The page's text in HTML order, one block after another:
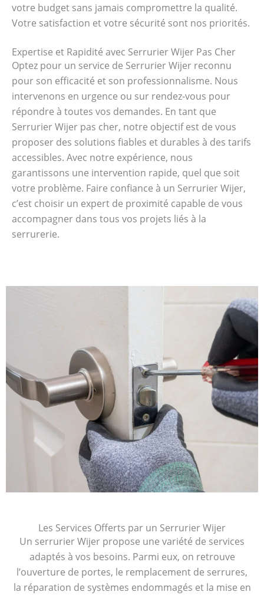
votre budget sans jamais compromettre la qualité.
Votre satisfaction et votre sécurité sont nos priorités.
Expertise et Rapidité avec Serrurier Wijer Pas Cher
Optez pour un service de Serrurier Wijer reconnu
pour son efficacité et son professionnalisme. Nous
intervenons en urgence ou sur rendez-vous pour
répondre à toutes vos demandes. En tant que
Serrurier Wijer pas cher, notre objectif est de vous
proposer des solutions fiables et durables à des tarifs
accessibles. Avec notre expérience, nous
garantissons une intervention rapide, quel que soit
votre problème. Faire confiance à un Serrurier Wijer,
c’est choisir un expert de proximité capable de vous
accompagner dans tous vos projets liés à la
serrurerie.
Les Services Offerts par un Serrurier Wijer
Un serrurier Wijer propose une variété de services
adaptés à vos besoins. Parmi eux, on retrouve
l’ouverture de portes, le remplacement de serrures,
la réparation de systèmes endommagés et la mise en